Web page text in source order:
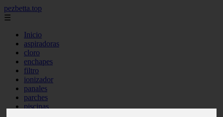
pezbetta.top
☰
Inicio
aspiradoras
cloro
enchapes
filtro
ionizador
panales
parches
piscinas